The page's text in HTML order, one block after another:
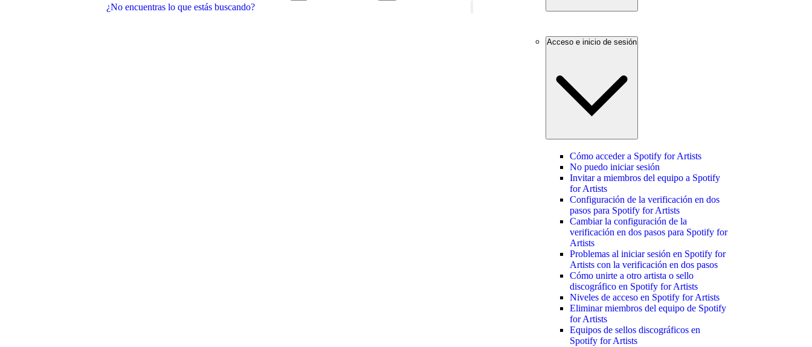
¿No encuentras lo que estás buscando?
Acceso e inicio de sesión
Cómo acceder a Spotify for Artists
No puedo iniciar sesión
Invitar a miembros del equipo a Spotify
for Artists
Configuración de la verificación en dos
pasos para Spotify for Artists
Cambiar la configuración de la
verificación en dos pasos para Spotify for
Artists
Problemas al iniciar sesión en Spotify for
Artists con la verificación en dos pasos
Cómo unirte a otro artista o sello
discográfico en Spotify for Artists
Niveles de acceso en Spotify for Artists
Eliminar miembros del equipo de Spotify
for Artists
Equipos de sellos discográficos en
Spotify for Artists